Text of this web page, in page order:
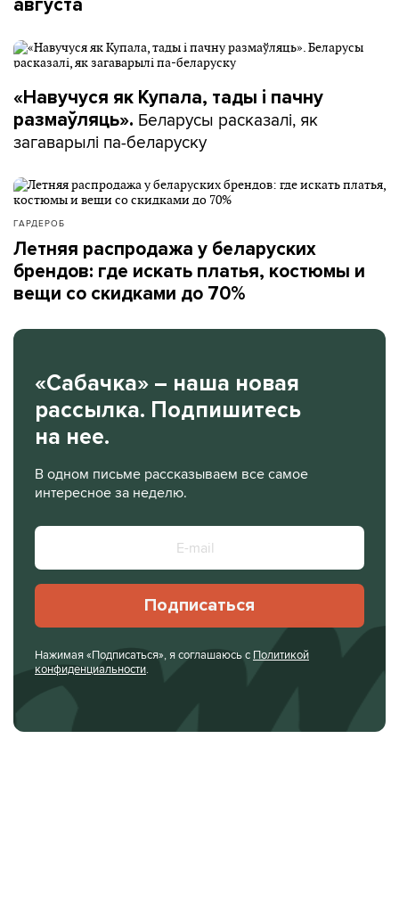
августа
«Навучуся як Купала, тады і пачну
размаўляць». Беларусы расказалі, як
загаварылі па-беларуску
ГАРДЕРОБ
Летняя распродажа у беларуских
брендов: где искать платья, костюмы и
вещи со скидками до 70%
«Сабачка» – наша новая
рассылка. Подпишитесь
на нее.
В одном письме рассказываем все самое
интересное за неделю.
Подписаться
Нажимая «Подписаться», я соглашаюсь с Политикой
конфиденциальности.